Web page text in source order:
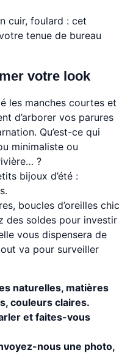
cuir, foulard : cet
tenue de bureau
votre look
les manches courtes et
d’arborer vos parures
Qu’est-ce qui
minimaliste ou
?
bijoux d’été :
boucles d’oreilles chic
des soldes pour investir
vous dispensera de
va pour surveiller
naturelles, matières
couleurs claires.
et faites-vous
nous une photo,